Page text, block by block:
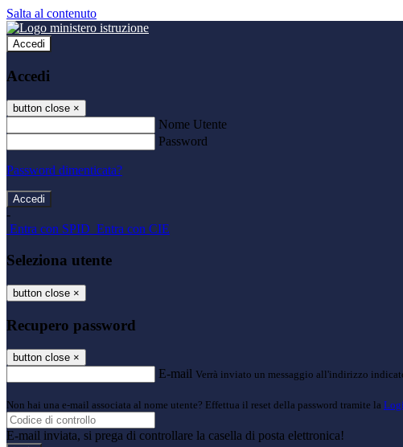
Salta al contenuto
Accedi
Accedi
button close ×
Nome Utente
Password
Password dimenticata?
-
Entra con SPID Entra con CIE
Seleziona utente
button close ×
Recupero password
button close ×
E-mail Verrà inviato un messaggio all'indirizzo
Non hai una e-mail associata al nome utente? Effettua il reset della password tramite la
E-mail inviata, si prega di controllare la casella di posta elettronica!